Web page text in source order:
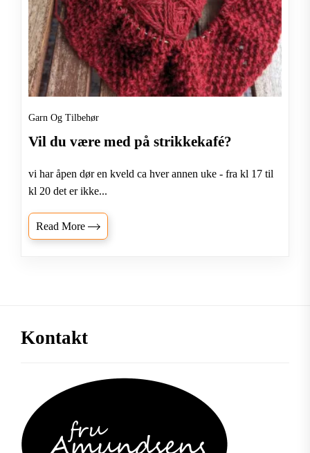
Garn Og Tilbehør
Vil du være med på strikkekafé?
vi har åpen dør en kveld ca hver annen uke - fra kl 17 til
kl 20 det er ikke...
Read More
Kontakt